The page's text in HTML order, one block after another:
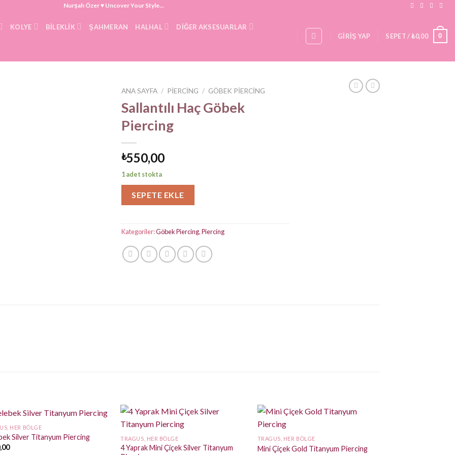
Nurşah Özer ♥ Uncover Your Style...
KOLYE BILEKLIK ŞAHMERAN HALHAL DIĞER AKSESUARLAR
GIRIŞ YAP SEPET /₺0,00 0
ANA SAYFA / PIERCING / GÖBEK PIERCING
Sallantılı Haç Göbek
Piercing
₺550,00
1 adet stokta
SEPETE EKLE
Kategoriler:Göbek Piercing,Piercing
HER BÖLGE
Silver Titanyum Piercing
TRAGUS, HER BÖLGE
4 Yaprak Mini Çiçek Silver Titanyum
TRAGUS, HER BÖLGE
Mini Çiçek Gold Titanyum Piercing